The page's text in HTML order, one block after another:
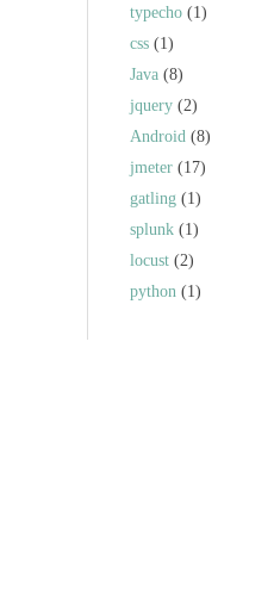
typecho (1)
css (1)
Java (8)
jquery (2)
Android (8)
jmeter (17)
gatling (1)
splunk (1)
locust (2)
python (1)